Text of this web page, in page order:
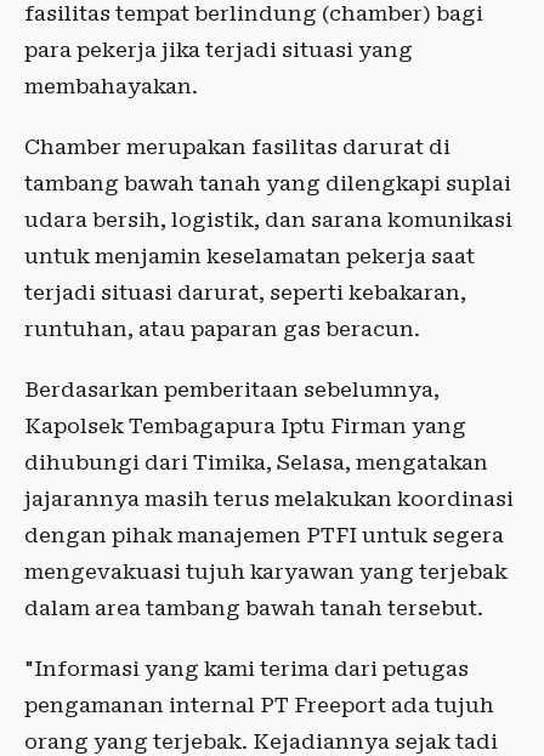
fasilitas tempat berlindung (chamber) bagi
para pekerja jika terjadi situasi yang
membahayakan.
Chamber merupakan fasilitas darurat di
tambang bawah tanah yang dilengkapi suplai
udara bersih, logistik, dan sarana komunikasi
untuk menjamin keselamatan pekerja saat
terjadi situasi darurat, seperti kebakaran,
runtuhan, atau paparan gas beracun.
Berdasarkan pemberitaan sebelumnya,
Kapolsek Tembagapura Iptu Firman yang
dihubungi dari Timika, Selasa, mengatakan
jajarannya masih terus melakukan koordinasi
dengan pihak manajemen PTFI untuk segera
mengevakuasi tujuh karyawan yang terjebak
dalam area tambang bawah tanah tersebut.
"Informasi yang kami terima dari petugas
pengamanan internal PT Freeport ada tujuh
orang yang terjebak. Kejadiannya sejak tadi